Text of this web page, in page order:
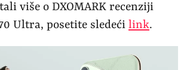
više o DXOMARK recenziji
Ultra, posetite sledeći link.